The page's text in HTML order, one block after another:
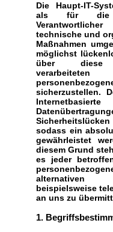
Die Haupt-IT-
als für die
technische und
Maßnahmen
möglichst
über diese
verarbeiteten
sicherzustellen.
Internetbasierte
sodass ein
gewährleistet
diesem Grund
es jeder
beispielsweise
an uns zu
1.